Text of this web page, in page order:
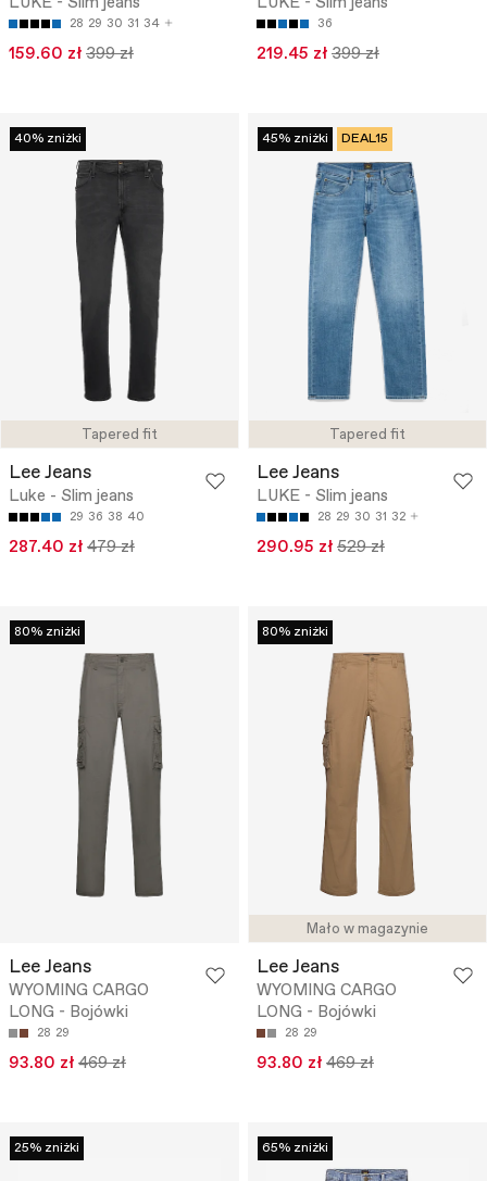
28 29 30 31 34
159.60 zł 399 zł
36
219.45 zł 399 zł
Tapered fit
40% zniżki
Lee Jeans
Luke - Slim jeans
29 36 38 40
287.40 zł 479 zł
Tapered fit
45% zniżki DEAL15
Lee Jeans
LUKE - Slim jeans
28 29 30 31 32
290.95 zł 529 zł
80% zniżki
Lee Jeans
WYOMING CARGO
LONG - Bojówki
28 29
93.80 zł 469 zł
Mało w magazynie
80% zniżki
Lee Jeans
WYOMING CARGO
LONG - Bojówki
28 29
93.80 zł 469 zł
25% zniżki 65% zniżki